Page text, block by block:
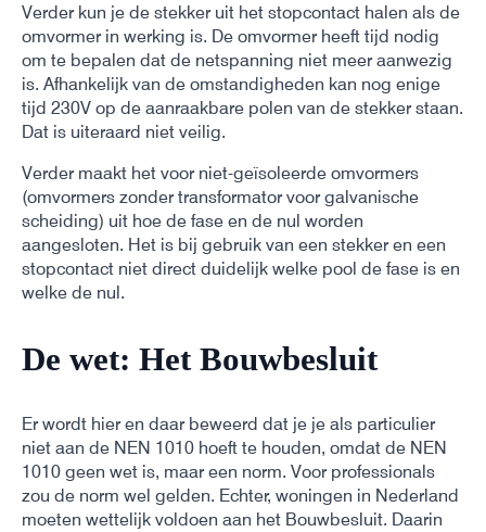
Verder kun je de stekker uit het stopcontact halen als de
omvormer in werking is. De omvormer heeft tijd nodig
om te bepalen dat de netspanning niet meer aanwezig
is. Afhankelijk van de omstandigheden kan nog enige
tijd 230V op de aanraakbare polen van de stekker staan.
Dat is uiteraard niet veilig.
Verder maakt het voor niet-geïsoleerde omvormers
(omvormers zonder transformator voor galvanische
scheiding) uit hoe de fase en de nul worden
aangesloten. Het is bij gebruik van een stekker en een
stopcontact niet direct duidelijk welke pool de fase is en
welke de nul.
De wet: Het Bouwbesluit
Er wordt hier en daar beweerd dat je je als particulier
niet aan de NEN 1010 hoeft te houden, omdat de NEN
1010 geen wet is, maar een norm. Voor professionals
zou de norm wel gelden. Echter, woningen in Nederland
moeten wettelijk voldoen aan het Bouwbesluit. Daarin